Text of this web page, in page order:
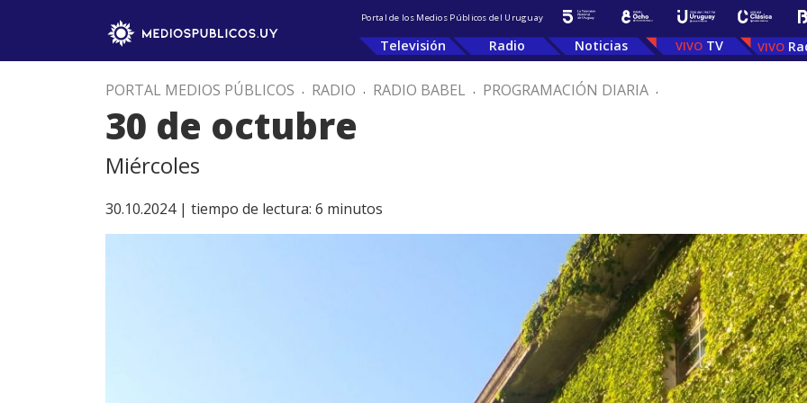
Portal de los Medios Públicos del Uruguay
Televisión Radio Noticias TV
PORTAL MEDIOS PÚBLICOS . RADIO . RADIO BABEL . PROGRAMACIÓN DIARIA .
30 de octubre
Miércoles
30.10.2024 | tiempo de lectura: 6 minutos